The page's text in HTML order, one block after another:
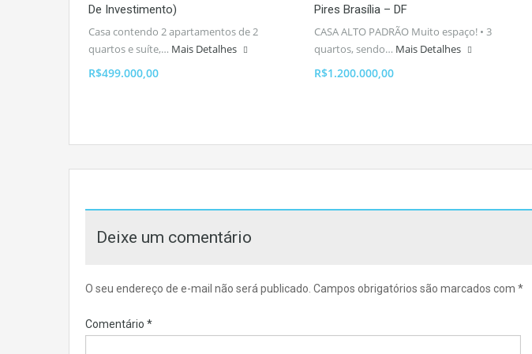
De Investimento)
Casa contendo 2 apartamentos de 2
quartos e suíte,… Mais Detalhes
R$499.000,00
Pires Brasília – DF
CASA ALTO PADRÃO Muito espaço! • 3
quartos, sendo… Mais Detalhes
R$1.200.000,00
Deixe um comentário
O seu endereço de e-mail não será publicado. Campos obrigatórios são marcados com *
Comentário *